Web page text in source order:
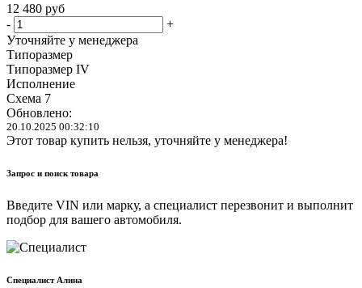
12 480 руб
-
+
Уточняйте у менеджера
Типоразмер
Типоразмер IV
Исполнение
Схема 7
Обновлено:
20.10.2025 00:32:10
Этот товар купить нельзя, уточняйте у менеджера!
Запрос и поиск товара
Введите VIN или марку, а специалист перезвонит и выполнит
подбор для вашего автомобиля.
Cпециалист Алина